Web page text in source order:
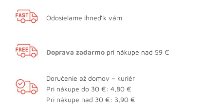
Odosielame ihneď k vám
Doprava zadarmo pri nákupe nad 59 €
Doručenie až domov – kuriér
Pri nákupe do 30 €: 4,80 €
Pri nákupe nad 30 €: 3,90 €